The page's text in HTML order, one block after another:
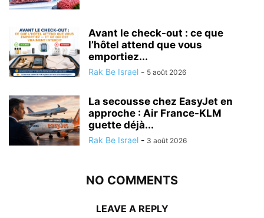
Avant le check-out : ce que
l’hôtel attend que vous
emportiez...
Rak Be Israel - 5 août 2026
La secousse chez EasyJet en
approche : Air France-KLM
guette déjà...
Rak Be Israel - 3 août 2026
NO COMMENTS
LEAVE A REPLY